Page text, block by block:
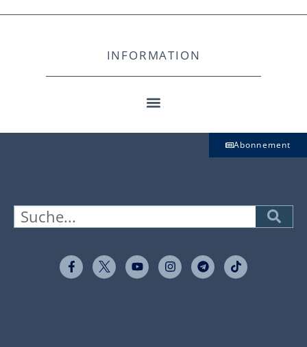
INFORMATION
Abonnement